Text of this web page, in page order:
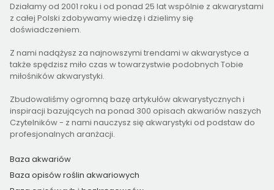
Działamy od 2001 roku i od ponad 25 lat wspólnie z akwarystami
z całej Polski zdobywamy wiedzę i dzielimy się
doświadczeniem.
Z nami nadążysz za najnowszymi trendami w akwarystyce a
także spędzisz miło czas w towarzystwie podobnych Tobie
miłośników akwarystyki.
Zbudowaliśmy ogromną bazę artykułów akwarystycznych i
inspiracji bazujących na ponad 300 opisach akwariów naszych
Czytelników - z nami nauczysz się akwarystyki od podstaw do
profesjonalnych aranżacji.
Baza akwariów
Baza opisów roślin akwariowych